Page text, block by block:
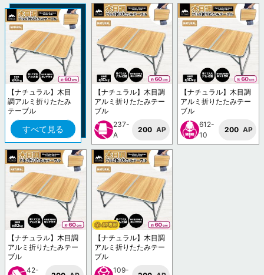
【ナチュラル】木目
調アルミ折りたたみ
テーブル
すべて見る
【ナチュラル】木目調
アルミ折りたたみテー
ブル
237-
A
200 AP
【ナチュラル】木目調
アルミ折りたたみテー
ブル
612-
10
200 AP
【ナチュラル】木目調
アルミ折りたたみテー
ブル
42-
【ナチュラル】木目調
アルミ折りたたみテー
ブル
109-